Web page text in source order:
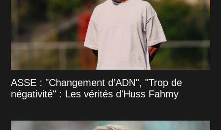
ASSE : "Changement d’ADN", "Trop de
négativité" : Les vérités d'Huss Fahmy